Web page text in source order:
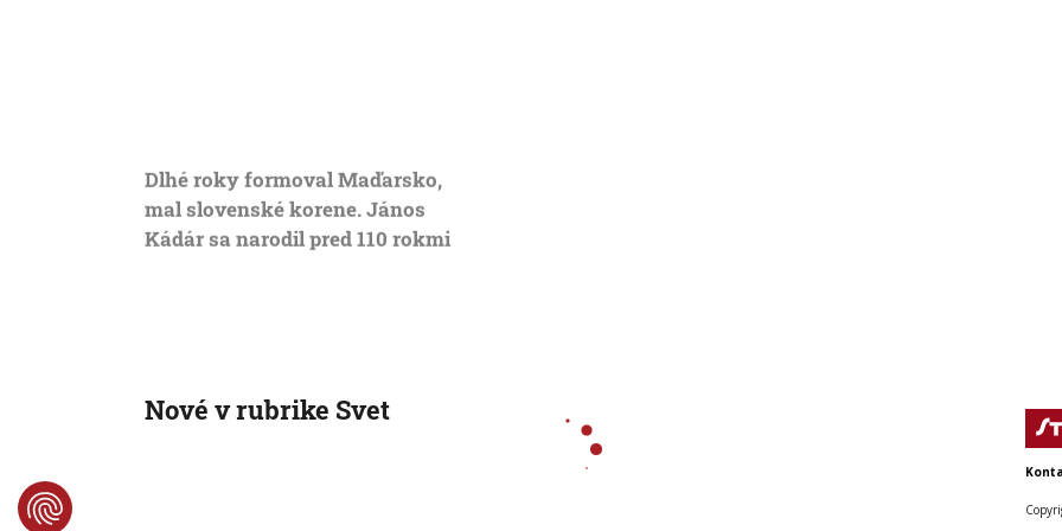
Dlhé roky formoval Maďarsko,
mal slovenské korene. János
Kádár sa narodil pred 110 rokmi
Nové v rubrike Svet